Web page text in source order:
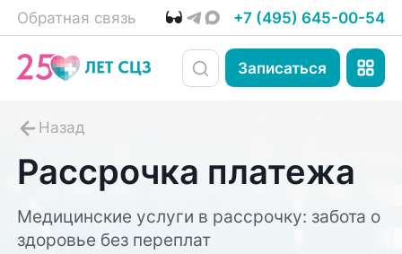
Обратная связь +7 (495) 645-00-54
Записаться
Рассрочка платежа
Медицинские услуги в рассрочку: забота о
здоровье без переплат